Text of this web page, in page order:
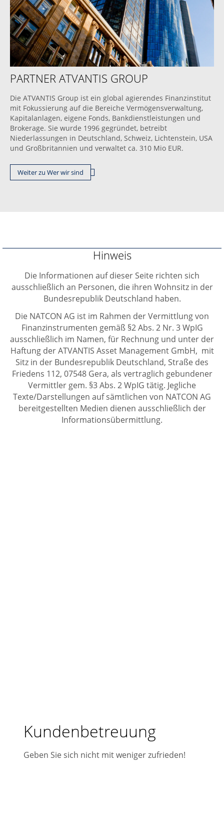
PARTNER ATVANTIS GROUP
Die ATVANTIS Group ist ein global agierendes Finanzinstitut
mit Fokussierung auf die Bereiche Vermögensverwaltung,
Kapitalanlagen, eigene Fonds, Bankdienstleistungen und
Brokerage. Sie wurde 1996 gegründet, betreibt
Niederlassungen in Deutschland, Schweiz, Lichtenstein, USA
und Großbritannien und verwaltet ca. 310 Mio EUR.
Weiter zu Wer wir sind
Hinweis
Die Informationen auf dieser Seite richten sich
ausschließlich an Personen, die ihren Wohnsitz in der
Bundesrepublik Deutschland haben.
Die NATCON AG ist im Rahmen der Vermittlung von
Finanzinstrumenten gemäß §2 Abs. 2 Nr. 3 WpIG
ausschließlich im Namen, für Rechnung und unter der
Haftung der ATVANTIS Asset Management GmbH, mit
Sitz in der Bundesrepublik Deutschland, Straße des
Friedens 112, 07548 Gera, als vertraglich gebundener
Vermittler gem. §3 Abs. 2 WpIG tätig. Jegliche
Texte/Darstellungen auf sämtlichen von NATCON AG
bereitgestellten Medien dienen ausschließlich der
Informationsübermittlung.
Kundenbetreuung
Geben Sie sich nicht mit weniger zufrieden!